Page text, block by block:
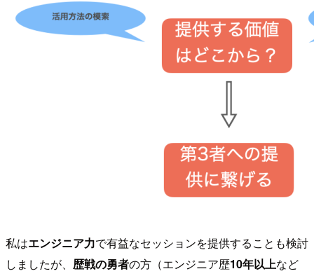
私はエンジニア力で有益なセッションを提供することも検討
しましたが、 歴戦の勇者の方（エンジニア歴10年以上など